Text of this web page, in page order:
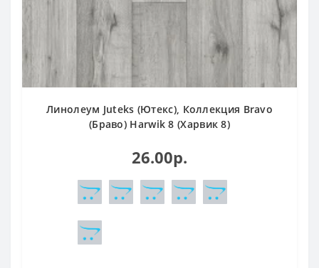
Линолеум Juteks (Ютекс), Коллекция Bravo
(Браво) Harwik 8 (Харвик 8)
26.00р.